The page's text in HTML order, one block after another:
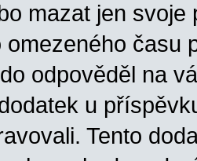
mazat jen
omezeného
odpověděl na
u
Tento